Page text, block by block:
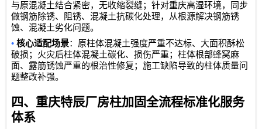
与原混凝土结合紧密，无收缩裂缝；针对重庆高湿环境，同步
做钢筋除锈、阻锈、混凝土抗碳化处理，从根源解决钢筋锈
蚀、混凝土劣化问题。
•核心适配场景：原柱体混凝土强度严重不达标、大面积酥松
破损；火灾后柱体混凝土碳化、损伤严重；柱体根部蜂窝麻
面、露筋锈蚀严重的根治性修复；施工缺陷导致的柱体质量问
题整改补强。
四、重庆特辰厂房柱加固全流程标准化服务
体系